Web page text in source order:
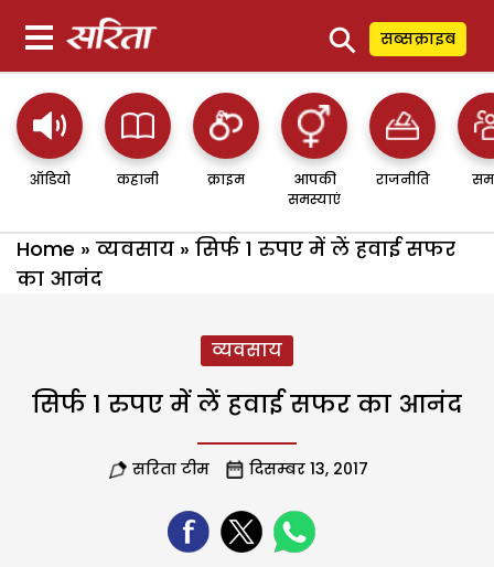
⚲ सब्सक्राइब
ऑडियो कहानी क्राइम
आपकी
समस्याएं
राजनीति
Home » व्यवसाय » सिर्फ 1 रुपए में लें हवाई सफर
का आनंद
व्यवसाय
सिर्फ 1 रुपए में लें हवाई सफर का आनंद
सरिता टीम दिसम्बर 13, 2017